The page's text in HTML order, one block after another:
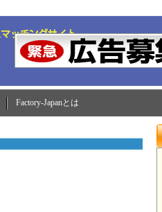
Factory-Japanとは